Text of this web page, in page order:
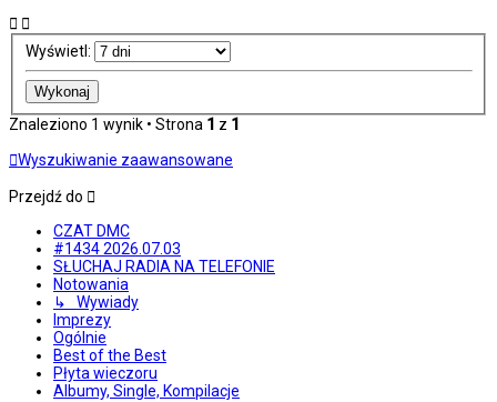
Wyświetl:
Znaleziono 1 wynik • Strona 1 z 1
Wyszukiwanie zaawansowane
Przejdź do
CZAT DMC
#1434 2026.07.03
SŁUCHAJ RADIA NA TELEFONIE
Notowania
↳ Wywiady
Imprezy
Ogólnie
Best of the Best
Płyta wieczoru
Albumy, Single, Kompilacje